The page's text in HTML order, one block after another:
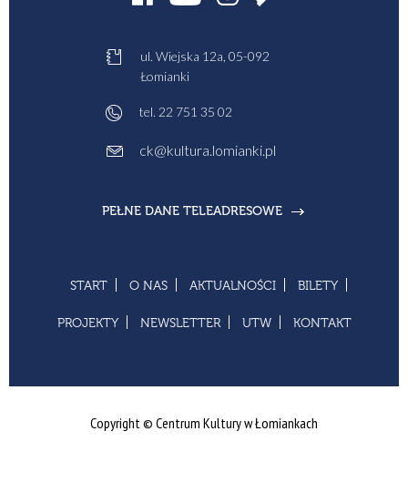
ul. Wiejska 12a, 05-092
Łomianki
tel. 22 751 35 02
ck@kultura.lomianki.pl
PEŁNE DANE TELEADRESOWE
START O NAS AKTUALNOŚCI BILETY
PROJEKTY NEWSLETTER UTW KONTAKT
Copyright © Centrum Kultury w Łomiankach